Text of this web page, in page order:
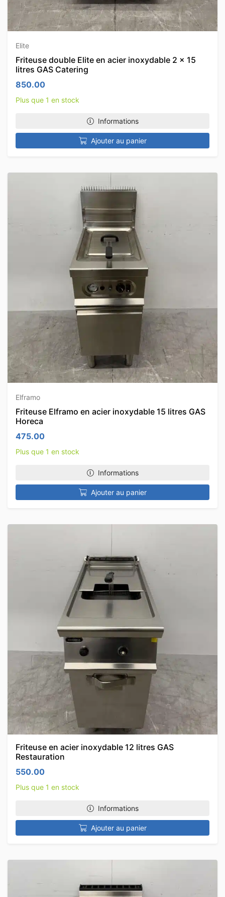
Elite
Friteuse double Elite en acier inoxydable 2 x 15
litres GAS Catering
850.00
Plus que 1 en stock
Informations
Ajouter au panier
Elframo
Friteuse Elframo en acier inoxydable 15 litres GAS
Horeca
475.00
Plus que 1 en stock
Informations
Ajouter au panier
Friteuse en acier inoxydable 12 litres GAS
Restauration
550.00
Plus que 1 en stock
Informations
Ajouter au panier